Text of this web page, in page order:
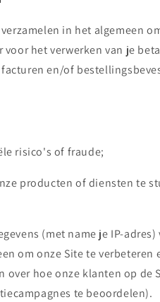
in het algemeen
het verwerken van je
en/of
risico's of fraude;
producten of diensten te
(met name je IP-
om onze Site te verbeteren
hoe onze klanten op de
te beoordelen).